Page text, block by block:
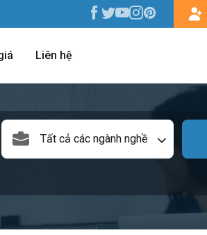
Liên hệ
Tất cả các ngành nghề